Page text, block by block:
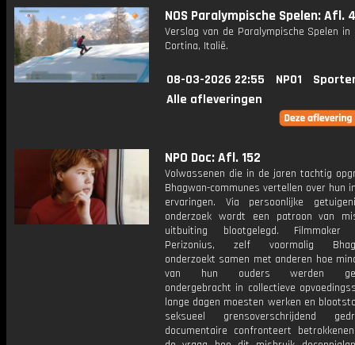
NOS Paralympische Spelen: Afl.
Verslag van de Paralympische Spelen in
Cortina, Italië.
08-03-2026 22:55 NPO1
Alle afleveringen
NPO Doc: Afl. 152
Volwassenen die in de jaren tachtig
Bhagwan-communes vertellen over hun
ervaringen. Via persoonlijke
onderzoek wordt een patroon van
uitbuiting blootgelegd. Filmmaker
Perizonius, zelf voormalig
onderzoekt samen met anderen hoe
van hun ouders werden
ondergebracht in collectieve
lange dagen moesten werken en
seksueel grensoverschrijdend
documentaire confronteert